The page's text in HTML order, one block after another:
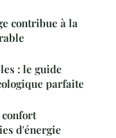
contribue à la
: le guide
parfaite
d'énergie